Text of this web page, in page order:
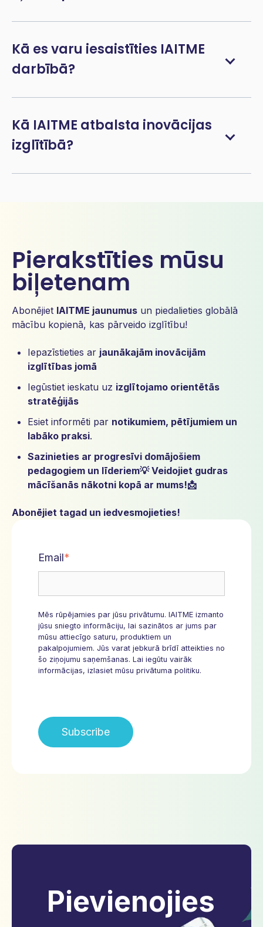
Kā es varu iesaistīties IAITME
darbībā?
Kā IAITME atbalsta inovācijas
izglītībā?
Pierakstīties mūsu
biļetenam
Abonējiet IAITME jaunumus un piedalieties globālā
mācību kopienā, kas pārveido izglītību!
Iepazīstieties ar jaunākajām inovācijām
izglītības jomā
Iegūstiet ieskatu uz izglītojamo orientētās
stratēģijās
Esiet informēti par notikumiem, pētījumiem un
labāko praksi.
Sazinieties ar progresīvi domājošiem
pedagogiem un līderiem💡Veidojiet gudras
mācīšanās nākotni kopā ar mums!📩
Abonējiet tagad un iedvesmojieties!
Email*
Mēs rūpējamies par jūsu privātumu. IAITME izmanto
jūsu sniegto informāciju, lai sazinātos ar jums par
mūsu attiecīgo saturu, produktiem un
pakalpojumiem. Jūs varat jebkurā brīdī atteikties no
šo ziņojumu saņemšanas. Lai iegūtu vairāk
informācijas, izlasiet mūsu privātuma politiku.
Pievienojies